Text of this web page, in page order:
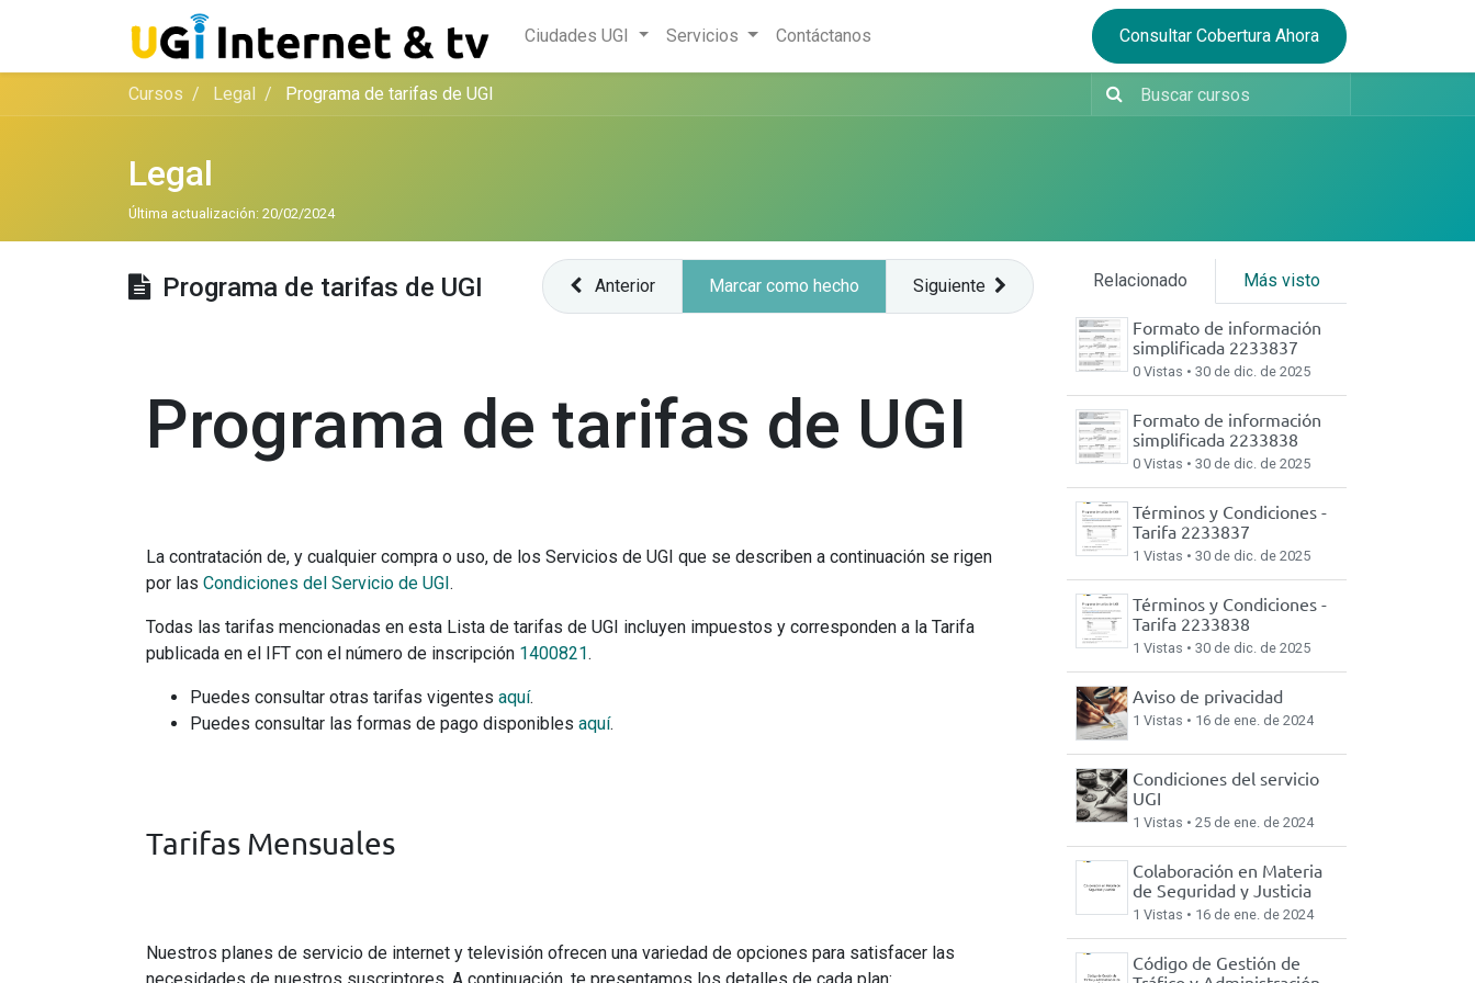
Ciudades UGI Servicios Contáctanos Consultar Cobertura Ahora
Cursos Legal Programa de tarifas de UGI
Legal
Última actualización: 20/02/2024
Relacionado Más visto
Formato de información
simplificada 2233837
0 Vistas • 30 de dic. de 2025
Formato de información
simplificada 2233838
0 Vistas • 30 de dic. de 2025
Términos y Condiciones -
Tarifa 2233837
1 Vistas • 30 de dic. de 2025
Términos y Condiciones -
Tarifa 2233838
1 Vistas • 30 de dic. de 2025
Aviso de privacidad
1 Vistas • 16 de ene. de 2024
Condiciones del servicio
UGI
1 Vistas • 25 de ene. de 2024
Colaboración en Materia
de Seguridad y Justicia
1 Vistas • 16 de ene. de 2024
Código de Gestión de
Programa de tarifas de UGI Anterior Marcar como hecho Siguiente
Programa de tarifas de UGI
La contratación de, y cualquier compra o uso, de los Servicios de UGI que se describen a continuación se rigen
por las Condiciones del Servicio de UGI.
Todas las tarifas mencionadas en esta Lista de tarifas de UGI incluyen impuestos y corresponden a la Tarifa
publicada en el IFT con el número de inscripción 1400821.
Puedes consultar otras tarifas vigentes aquí.
Puedes consultar las formas de pago disponibles aquí.
Tarifas Mensuales
Nuestros planes de servicio de internet y televisión ofrecen una variedad de opciones para satisfacer las
Síguenos
Camerino Z. Mendoza
Rafael Delgado
Tlilapan
Gaming
TV digital
Tarifas IFT
Privacidad
Acerca de nosotros
Acerca de UGI
Blog
Acceso Colaboradores